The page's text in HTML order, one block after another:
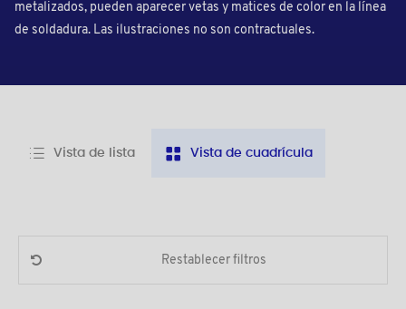
metalizados, pueden aparecer vetas y matices de color en la línea
de soldadura. Las ilustraciones no son contractuales.
Vista de lista Vista de cuadrícula
Restablecer filtros